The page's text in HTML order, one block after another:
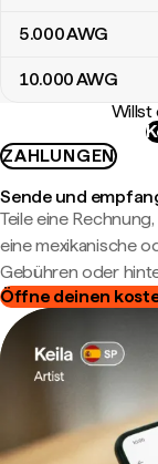
5.000AWG
10.000AWG
Willst
ZAHLUNGEN
Sende und
Teile eine
eine mexikanische
Gebühren oder
Öffne deinen